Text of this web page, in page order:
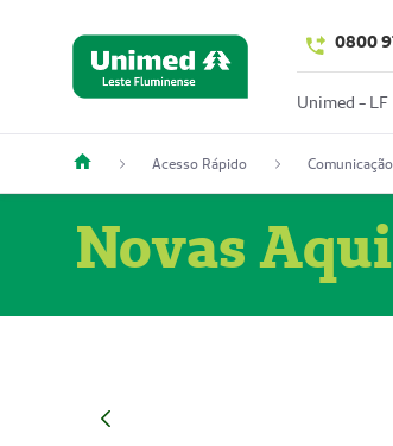
0800
Unimed - LF
Acesso Rápido Comunicação
Novas